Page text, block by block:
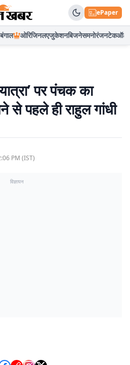
ePaper
ओरिजिनलएजुकेशनबिजनेसमनोरंजनटेकऑटो
पर पंचक का
से पहले ही राहुल गांधी
PM (IST)
विज्ञापन